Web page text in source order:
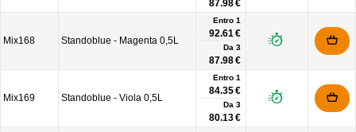
87.98 €
Mix168 Standoblue - Magenta 0,5L
Entro 1
92.61 €
Da 3
87.98 €
Mix169 Standoblue - Viola 0,5L
Entro 1
84.35 €
Da 3
80.13 €